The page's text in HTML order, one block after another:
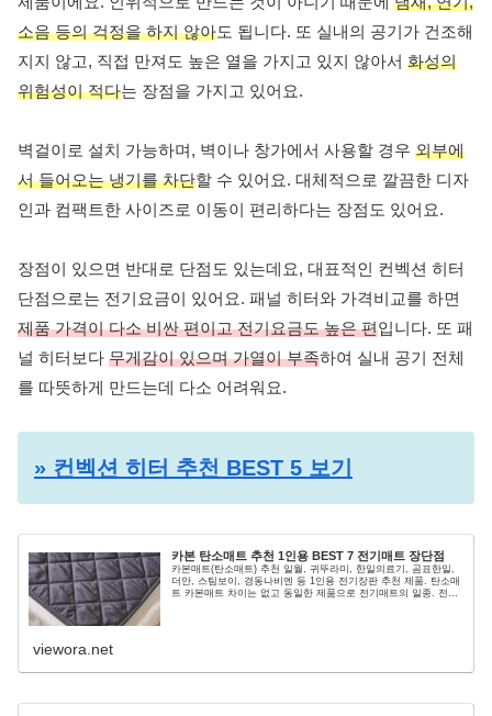
소음 등의 걱정을 하지 않아도 됩니다. 또 실내의 공기가 건조해
지지 않고, 직접 만져도 높은 열을 가지고 있지 않아서 화성의
위험성이 적다는 장점을 가지고 있어요.
벽걸이로 설치 가능하며, 벽이나 창가에서 사용할 경우 외부에
서 들어오는 냉기를 차단할 수 있어요. 대체적으로 깔끔한 디자
인과 컴팩트한 사이즈로 이동이 편리하다는 장점도 있어요.
장점이 있으면 반대로 단점도 있는데요, 대표적인 컨벡션 히터
단점으로는 전기요금이 있어요. 패널 히터와 가격비교를 하면
제품 가격이 다소 비싼 편이고 전기요금도 높은 편입니다. 또 패
널 히터보다 무게감이 있으며 가열이 부족하여 실내 공기 전체
를 따뜻하게 만드는데 다소 어려워요.
» 컨벡션 히터 추천 BEST 5 보기
카본 탄소매트 추천 1인용 BEST 7 전기매트 장단점
카본매트(탄소매트) 추천 일월, 귀뚜라미, 한일의료기, 곰표한일,
더안, 스팀보이, 경동나비엔 등 1인용 전기장판 추천 제품. 탄소매
트 카본매트 차이는 없고 동일한 제품으로 전기매트의 일종. 전기
viewora.net